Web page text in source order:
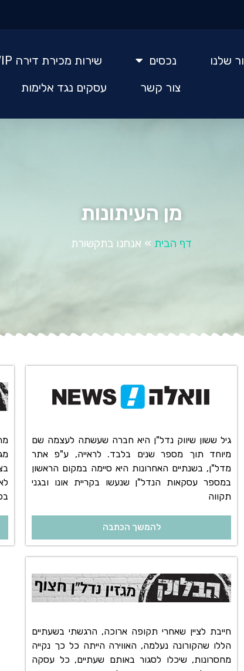
שלנו נכסים שירות מכירת דירה VIP
צור קשר
עסקים נגד אלימות
מן העיתונות
דף הבית » אנחנו בתקשורת
גיל ששון שיווק נדל"ן היא חברה שעשתה לעצמה שם
מיוחד תוך מספר שנים בלבד. לראייה, ע"פ אתר
מדל"ן, בשנתיים האחרונות היא סיימה במקום הראשון
במספר עסקאות הנדל"ן שנעשו בקריית אונו ובגני
תקווה
להמשך הכתבה
חייבת לציין שאחרי תקופה ארוכה, הרגשתי בשעתיים
הללו שהקורונה נעלמה, האווירה הייתה כל כך נקייה
מחסרונות, שיכלו לסגור באותם שעתיים, כל עסקה